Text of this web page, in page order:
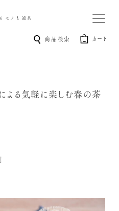
商品検索 カート
よる気軽に楽しむ春の茶